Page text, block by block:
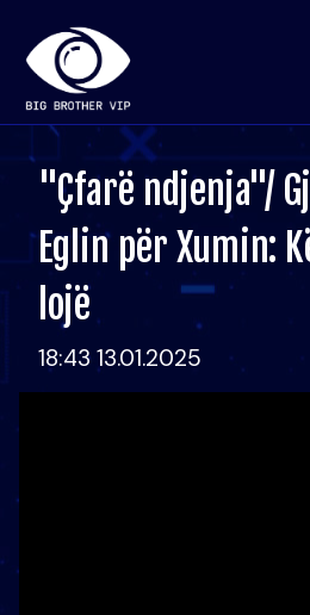
"Çfarë ndjenja"/
Eglin për Xumin:
lojë
18:43 13.01.2025